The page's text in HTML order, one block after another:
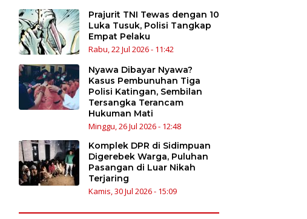
Prajurit TNI Tewas dengan 10
Luka Tusuk, Polisi Tangkap
Empat Pelaku
Rabu, 22 Jul 2026 - 11:42
Nyawa Dibayar Nyawa?
Kasus Pembunuhan Tiga
Polisi Katingan, Sembilan
Tersangka Terancam
Hukuman Mati
Minggu, 26 Jul 2026 - 12:48
Komplek DPR di Sidimpuan
Digerebek Warga, Puluhan
Pasangan di Luar Nikah
Terjaring
Kamis, 30 Jul 2026 - 15:09